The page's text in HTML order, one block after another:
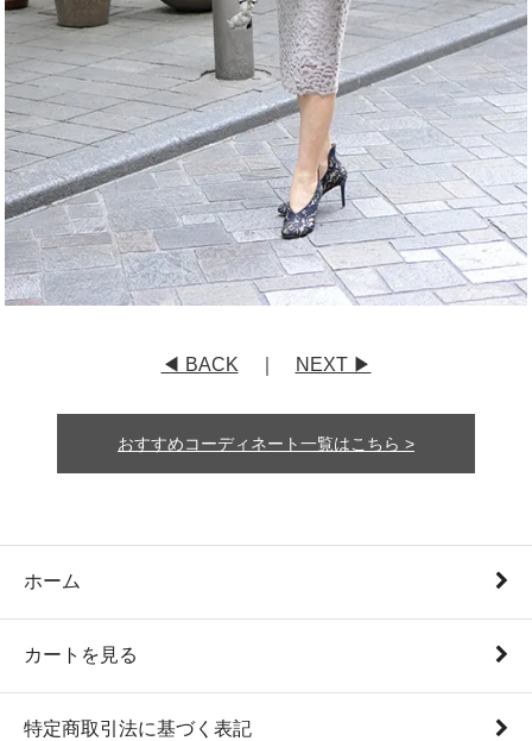
◀ BACK NEXT ▶
おすすめコーディネート一覧はこちら >
ホーム
カートを見る
特定商取引法に基づく表記